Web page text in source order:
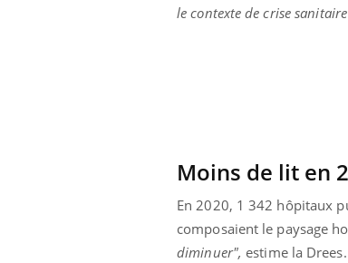
le contexte de crise
Moins de lit en
En 2020, 1 342 hôpitaux
composaient le paysage
diminuer", estime la Drees.